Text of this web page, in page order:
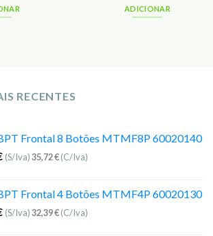
ADICIONAR
RECENTES
Frontal 8 Botões MTMF8P 60020140
(S/Iva)35,72€(C/Iva)
Frontal 4 Botões MTMF4P 60020130
(S/Iva)32,39€(C/Iva)